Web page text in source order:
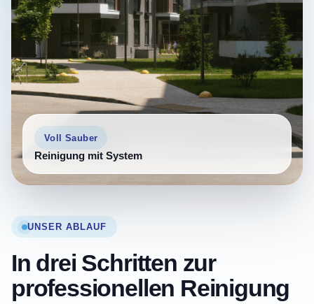
Voll Sauber
Reinigung mit System
UNSER ABLAUF
In drei Schritten zur
professionellen Reinigung